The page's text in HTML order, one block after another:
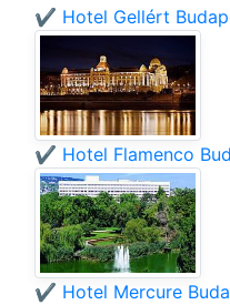
✔️ Hotel Gellért
✔️ Hotel Flamenco
✔️ Hotel Mercure